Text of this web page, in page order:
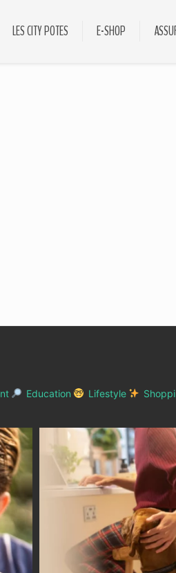
LES CITY POTES E-SHOP
Education Lifestyle